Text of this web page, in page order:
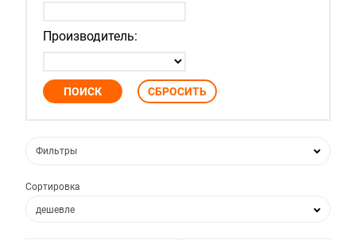
Производитель:
Фильтры
Сортировка
дешевле